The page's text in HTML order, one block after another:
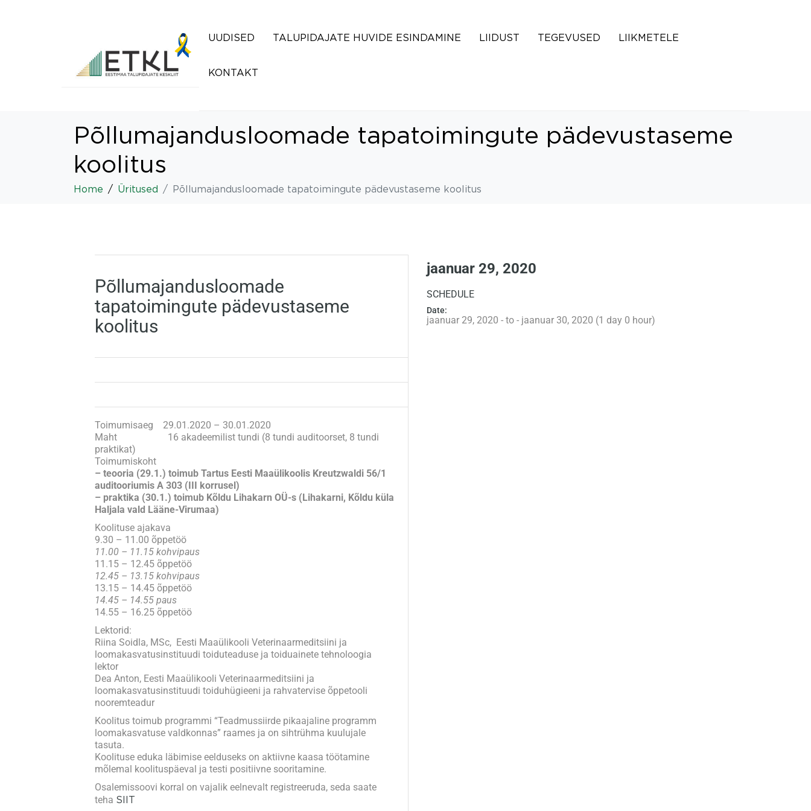
UUDISED TALUPIDAJATE HUVIDE ESINDAMINE LIIDUST TEGEVUSED LIIKMETELE
KONTAKT
Põllumajandusloomade tapatoimingute pädevustaseme
koolitus
Home Üritused Põllumajandusloomade tapatoimingute pädevustaseme koolitus
Põllumajandusloomade
tapatoimingute pädevustaseme
koolitus
Toimumisaeg 29.01.2020 – 30.01.2020
Maht 16 akadeemilist tundi (8 tundi auditoorset, 8 tundi
praktikat)
Toimumiskoht
– teooria (29.1.) toimub Tartus Eesti Maaülikoolis Kreutzwaldi 56/1
auditooriumis A 303 (III korrusel)
– praktika (30.1.) toimub Kõldu Lihakarn OÜ-s (Lihakarni, Kõldu küla
Haljala vald Lääne-Virumaa)
Koolituse ajakava
9.30 – 11.00 õppetöö
11.00 – 11.15 kohvipaus
11.15 – 12.45 õppetöö
12.45 – 13.15 kohvipaus
13.15 – 14.45 õppetöö
14.45 – 14.55 paus
14.55 – 16.25 õppetöö
Lektorid:
Riina Soidla, MSc, Eesti Maaülikooli Veterinaarmeditsiini ja
loomakasvatusinstituudi toiduteaduse ja toiduainete tehnoloogia
lektor
Dea Anton, Eesti Maaülikooli Veterinaarmeditsiini ja
loomakasvatusinstituudi toiduhügieeni ja rahvatervise õppetooli
nooremteadur
Koolitus toimub programmi “Teadmussiirde pikaajaline programm
loomakasvatuse valdkonnas” raames ja on sihtrühma kuulujale
tasuta.
Koolituse eduka läbimise eelduseks on aktiivne kaasa töötamine
mõlemal koolituspäeval ja testi positiivne sooritamine.
Osalemissoovi korral on vajalik eelnevalt registreeruda, seda saate
teha SIIT
jaanuar 29, 2020
SCHEDULE
Date:
jaanuar 29, 2020 - to - jaanuar 30, 2020 (1 day 0 hour)